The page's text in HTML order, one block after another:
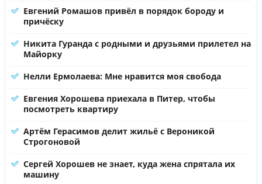
Евгений Ромашов привёл в порядок бороду и
причёску
Никита Гуранда с родными и друзьями прилетел на
Майорку
Нелли Ермолаева: Мне нравится моя свобода
Евгения Хорошева приехала в Питер, чтобы
посмотреть квартиру
Артём Герасимов делит жильё с Вероникой
Строгоновой
Сергей Хорошев не знает, куда жена спрятала их
машину